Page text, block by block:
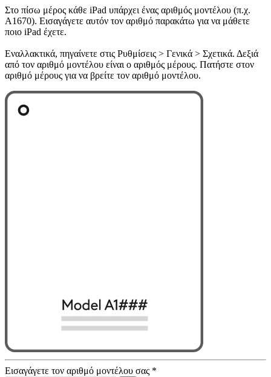
Στο πίσω μέρος κάθε iPad υπάρχει ένας αριθμός μοντέλου (π.χ.
A1670). Εισαγάγετε αυτόν τον αριθμό παρακάτω για να μάθετε
ποιο iPad έχετε.
Εναλλακτικά, πηγαίνετε στις Ρυθμίσεις > Γενικά > Σχετικά. Δεξιά
από τον αριθμό μοντέλου είναι ο αριθμός μέρους. Πατήστε στον
αριθμό μέρους για να βρείτε τον αριθμό μοντέλου.
Εισαγάγετε τον αριθμό μοντέλου σας *